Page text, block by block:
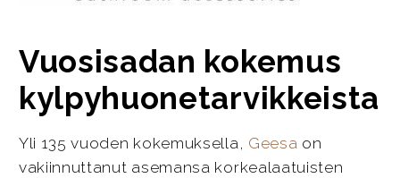
Vuosisadan kokemus
kylpyhuonetarvikkeista
Yli 135 vuoden kokemuksella, Geesa on
vakiinnuttanut asemansa korkealaatuisten